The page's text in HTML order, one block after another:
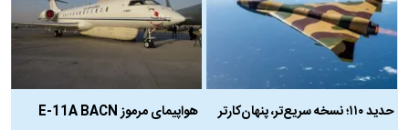
حدید ۱۱۰؛ نسخه سریع‌تر، پنهان‌کارتر
هواپیمای مرموز E-11A BACN